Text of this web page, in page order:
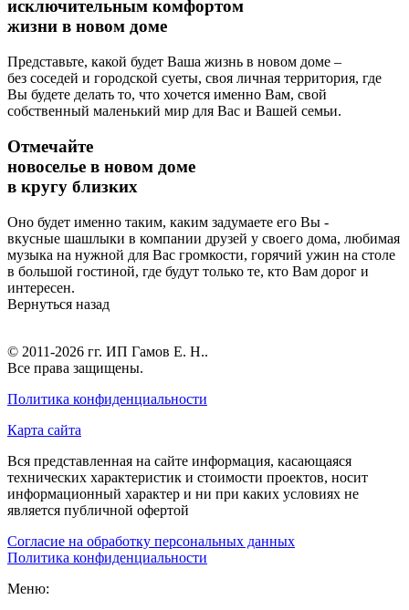
исключительным комфортом
жизни в новом доме
Представьте, какой будет Ваша жизнь в новом доме –
без соседей и городской суеты, своя личная территория, где
Вы будете делать то, что хочется именно Вам, свой
собственный маленький мир для Вас и Вашей семьи.
Отмечайте
новоселье в новом доме
в кругу близких
Оно будет именно таким, каким задумаете его Вы -
вкусные шашлыки в компании друзей у своего дома, любимая
музыка на нужной для Вас громкости, горячий ужин на столе
в большой гостиной, где будут только те, кто Вам дорог и
интересен.
Вернуться назад
© 2011-2026 гг. ИП Гамов Е. Н..
Все права защищены.
Политика конфиденциальности
Карта сайта
Вся представленная на сайте информация, касающаяся
технических характеристик и стоимости проектов, носит
информационный характер и ни при каких условиях не
является публичной офертой
Согласие на обработку персональных данных
Политика конфиденциальности
Меню: